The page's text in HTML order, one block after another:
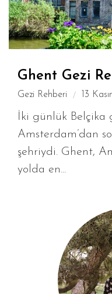
Ghent Gezi
Gezi Rehberi 13
İki günlük Belçika
Amsterdam’dan
şehriydi. Ghent,
yolda en...